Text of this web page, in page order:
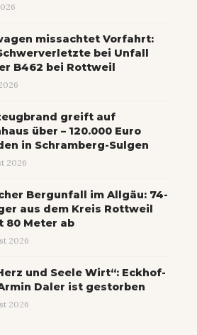
missachtet Vorfahrt:
bei Unfall
B462 bei Rottweil
greift auf
über – 120.000 Euro
in Schramberg-Sulgen
2026
Bergunfall im Allgäu: 74-
aus dem Kreis Rottweil
80 Meter ab
2026
und Seele Wirt“: Eckhof-
Daler ist gestorben
2026